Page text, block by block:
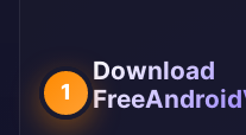
1
Download